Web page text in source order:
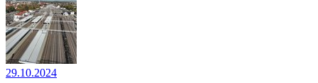
29.10.2024